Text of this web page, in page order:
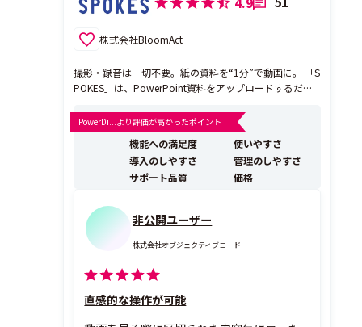
株式会社BloomAct
撮影・録音は一切不要。紙の資料を“1分”で動画に。 「S
POKES」は、PowerPoint資料をアップロードするだけ
型ツールです。「簡単に」「短時間で」「高品質ナレー
ション付き」に資料を動画化できるため、営業資料やマ
ニュアルの伝わりやすさが格段にアップ。 ...
PowerDi...より評価が高かったポイント
機能への満足度
使いやすさ
導入のしやすさ
管理のしやすさ
サポート品質
価格
非公開ユーザー
株式会社オブジェクティブコード
直感的な操作が可能